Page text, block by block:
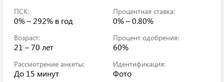
ПСК:
0% – 292% в год
Процентная ставка:
0% – 0.80%
Возраст:
21 – 70 лет
Процент одобрения:
60%
Рассмотрение анкеты:
До 15 минут
Идентификация:
Фото